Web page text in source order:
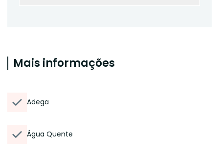
Mais informações
Adega
Água Quente